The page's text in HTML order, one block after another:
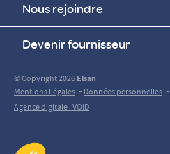
Nous rejoindre
Devenir fournisseur
© Copyright 2026Elsan
Mentions Légales -Données personnelles -
Agence digitale : VOID